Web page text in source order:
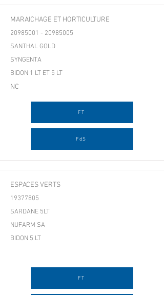
MARAICHAGE ET HORTICULTURE
20985001 - 20985005
SANTHAL GOLD
SYNGENTA
BIDON 1 LT ET 5 LT
NC
FT
FdS
ESPACES VERTS
19377805
SARDANE 5LT
NUFARM SA
BIDON 5 LT
FT